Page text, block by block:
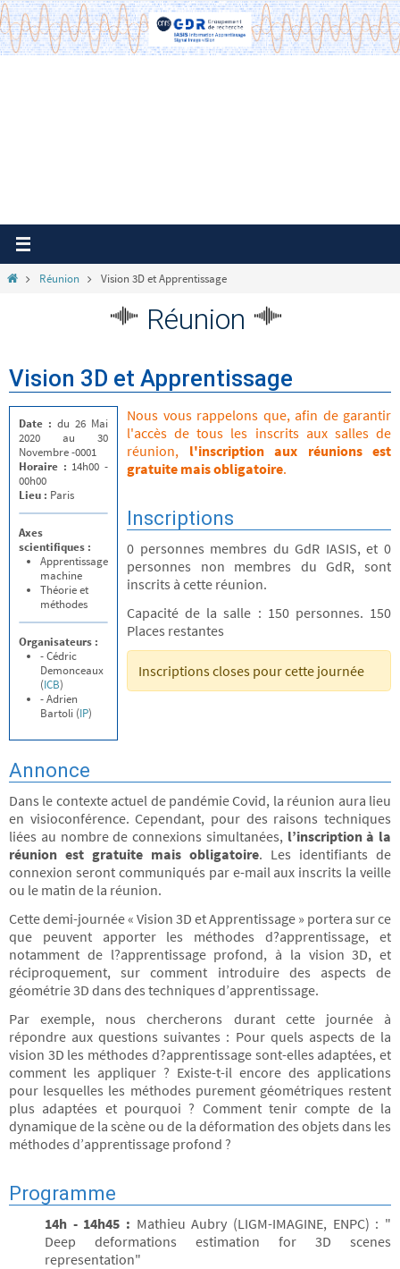
Passer
vers
le
HomeRéunion Vision 3D et Apprentissage
Réunion
Vision 3D et Apprentissage
Date : du 26 Mai
2020 au 30
Novembre -0001
Horaire : 14h00 -
00h00
Lieu : Paris
Axes
scientifiques :
Apprentissage
machine
Théorie et
méthodes
Organisateurs :
- Cédric
Demonceaux
(ICB)
- Adrien
Bartoli (IP)
Nous vous rappelons que, afin de garantir
l'accès de tous les inscrits aux salles de
réunion, l'inscription aux réunions est
gratuite mais obligatoire.
Inscriptions
0 personnes membres du GdR IASIS, et 0
personnes non membres du GdR, sont
inscrits à cette réunion.
Capacité de la salle : 150 personnes. 150
Places restantes
Inscriptions closes pour cette journée
Annonce
Dans le contexte actuel de pandémie Covid, la réunion aura lieu
en visioconférence. Cependant, pour des raisons techniques
liées au nombre de connexions simultanées, l’inscription à la
réunion est gratuite mais obligatoire. Les identifiants de
connexion seront communiqués par e-mail aux inscrits la veille
ou le matin de la réunion.
Cette demi-journée « Vision 3D et Apprentissage » portera sur ce
que peuvent apporter les méthodes d?apprentissage, et
notamment de l?apprentissage profond, à la vision 3D, et
réciproquement, sur comment introduire des aspects de
géométrie 3D dans des techniques d’apprentissage.
Par exemple, nous chercherons durant cette journée à
répondre aux questions suivantes : Pour quels aspects de la
vision 3D les méthodes d?apprentissage sont-elles adaptées, et
comment les appliquer ? Existe-t-il encore des applications
pour lesquelles les méthodes purement géométriques restent
plus adaptées et pourquoi ? Comment tenir compte de la
dynamique de la scène ou de la déformation des objets dans les
méthodes d’apprentissage profond ?
Programme
14h - 14h45 : Mathieu Aubry (LIGM-IMAGINE, ENPC) : "
Deep deformations estimation for 3D scenes
representation"